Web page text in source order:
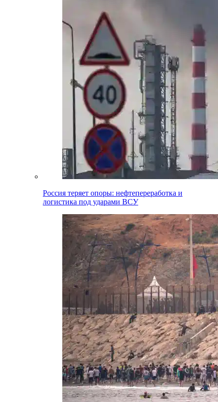
Россия теряет опоры: нефтепереработка и
логистика под ударами ВСУ